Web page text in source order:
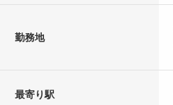
勤務地
最寄り駅